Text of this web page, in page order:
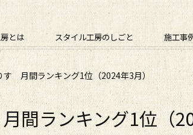
とは スタイル工房のしごと 施工事
す 月間ランキング1位（2024年3月）
間ランキング1位（